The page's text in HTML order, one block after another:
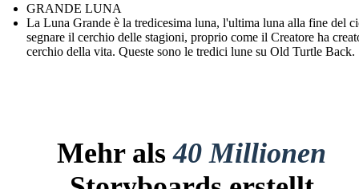
GRANDE LUNA
La Luna Grande è la tredicesima luna, l'ultima luna alla fine del
segnare il cerchio delle stagioni, proprio come il Creatore ha
cerchio della vita. Queste sono le tredici lune su Old Turtle Back.
Mehr als40 Millionen